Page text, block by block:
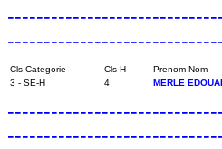
Cls Categorie Cls H Prenom Nom
3 - SE-H
4 MERLE